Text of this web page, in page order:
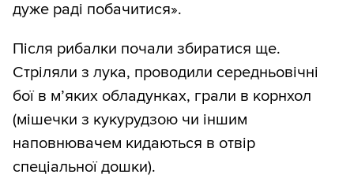
дуже раді побачитися».
Після рибалки почали збиратися ще.
Стріляли з лука, проводили середньовічні
бої в м’яких обладунках, грали в корнхол
(мішечки з кукурудзою чи іншим
наповнювачем кидаються в отвір
спеціальної дошки).